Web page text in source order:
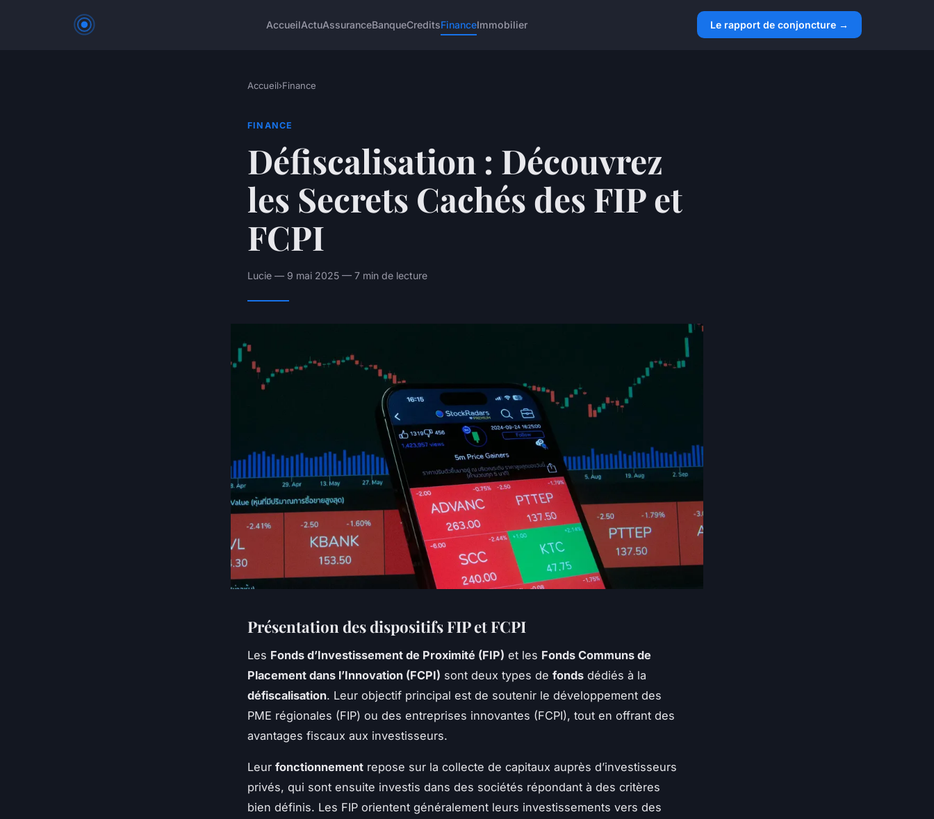
AccueilActuAssuranceBanqueCreditsFinanceImmobilier Le rapport de conjoncture →
Accueil›Finance
FINANCE
Défiscalisation : Découvrez
les Secrets Cachés des FIP et
FCPI
Lucie — 9 mai 2025 — 7 min de lecture
Présentation des dispositifs FIP et FCPI
Les Fonds d’Investissement de Proximité (FIP) et les Fonds Communs de
Placement dans l’Innovation (FCPI) sont deux types de fonds dédiés à la
défiscalisation. Leur objectif principal est de soutenir le développement des
PME régionales (FIP) ou des entreprises innovantes (FCPI), tout en offrant des
avantages fiscaux aux investisseurs.
Leur fonctionnement repose sur la collecte de capitaux auprès d’investisseurs
privés, qui sont ensuite investis dans des sociétés répondant à des critères
bien définis. Les FIP orientent généralement leurs investissements vers des